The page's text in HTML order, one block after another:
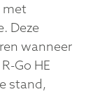
met
Deze
wanneer
Go HE
stand,